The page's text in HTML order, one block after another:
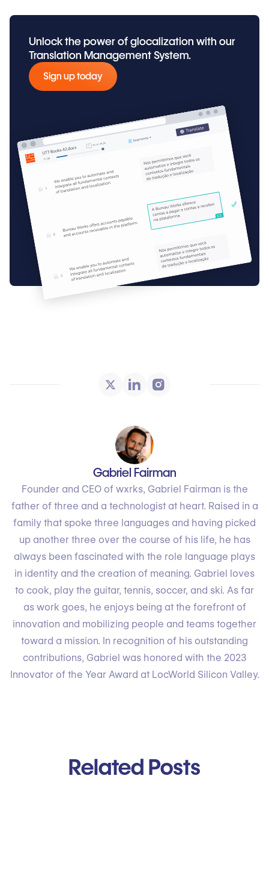
Unlock the power of glocalization with our
Translation Management System.
Sign up today
Gabriel Fairman
Founder and CEO of wxrks, Gabriel Fairman is the
father of three and a technologist at heart. Raised in a
family that spoke three languages and having picked
up another three over the course of his life, he has
always been fascinated with the role language plays
in identity and the creation of meaning. Gabriel loves
to cook, play the guitar, tennis, soccer, and ski. As far
as work goes, he enjoys being at the forefront of
innovation and mobilizing people and teams together
toward a mission. In recognition of his outstanding
contributions, Gabriel was honored with the 2023
Innovator of the Year Award at LocWorld Silicon Valley.
Related Posts